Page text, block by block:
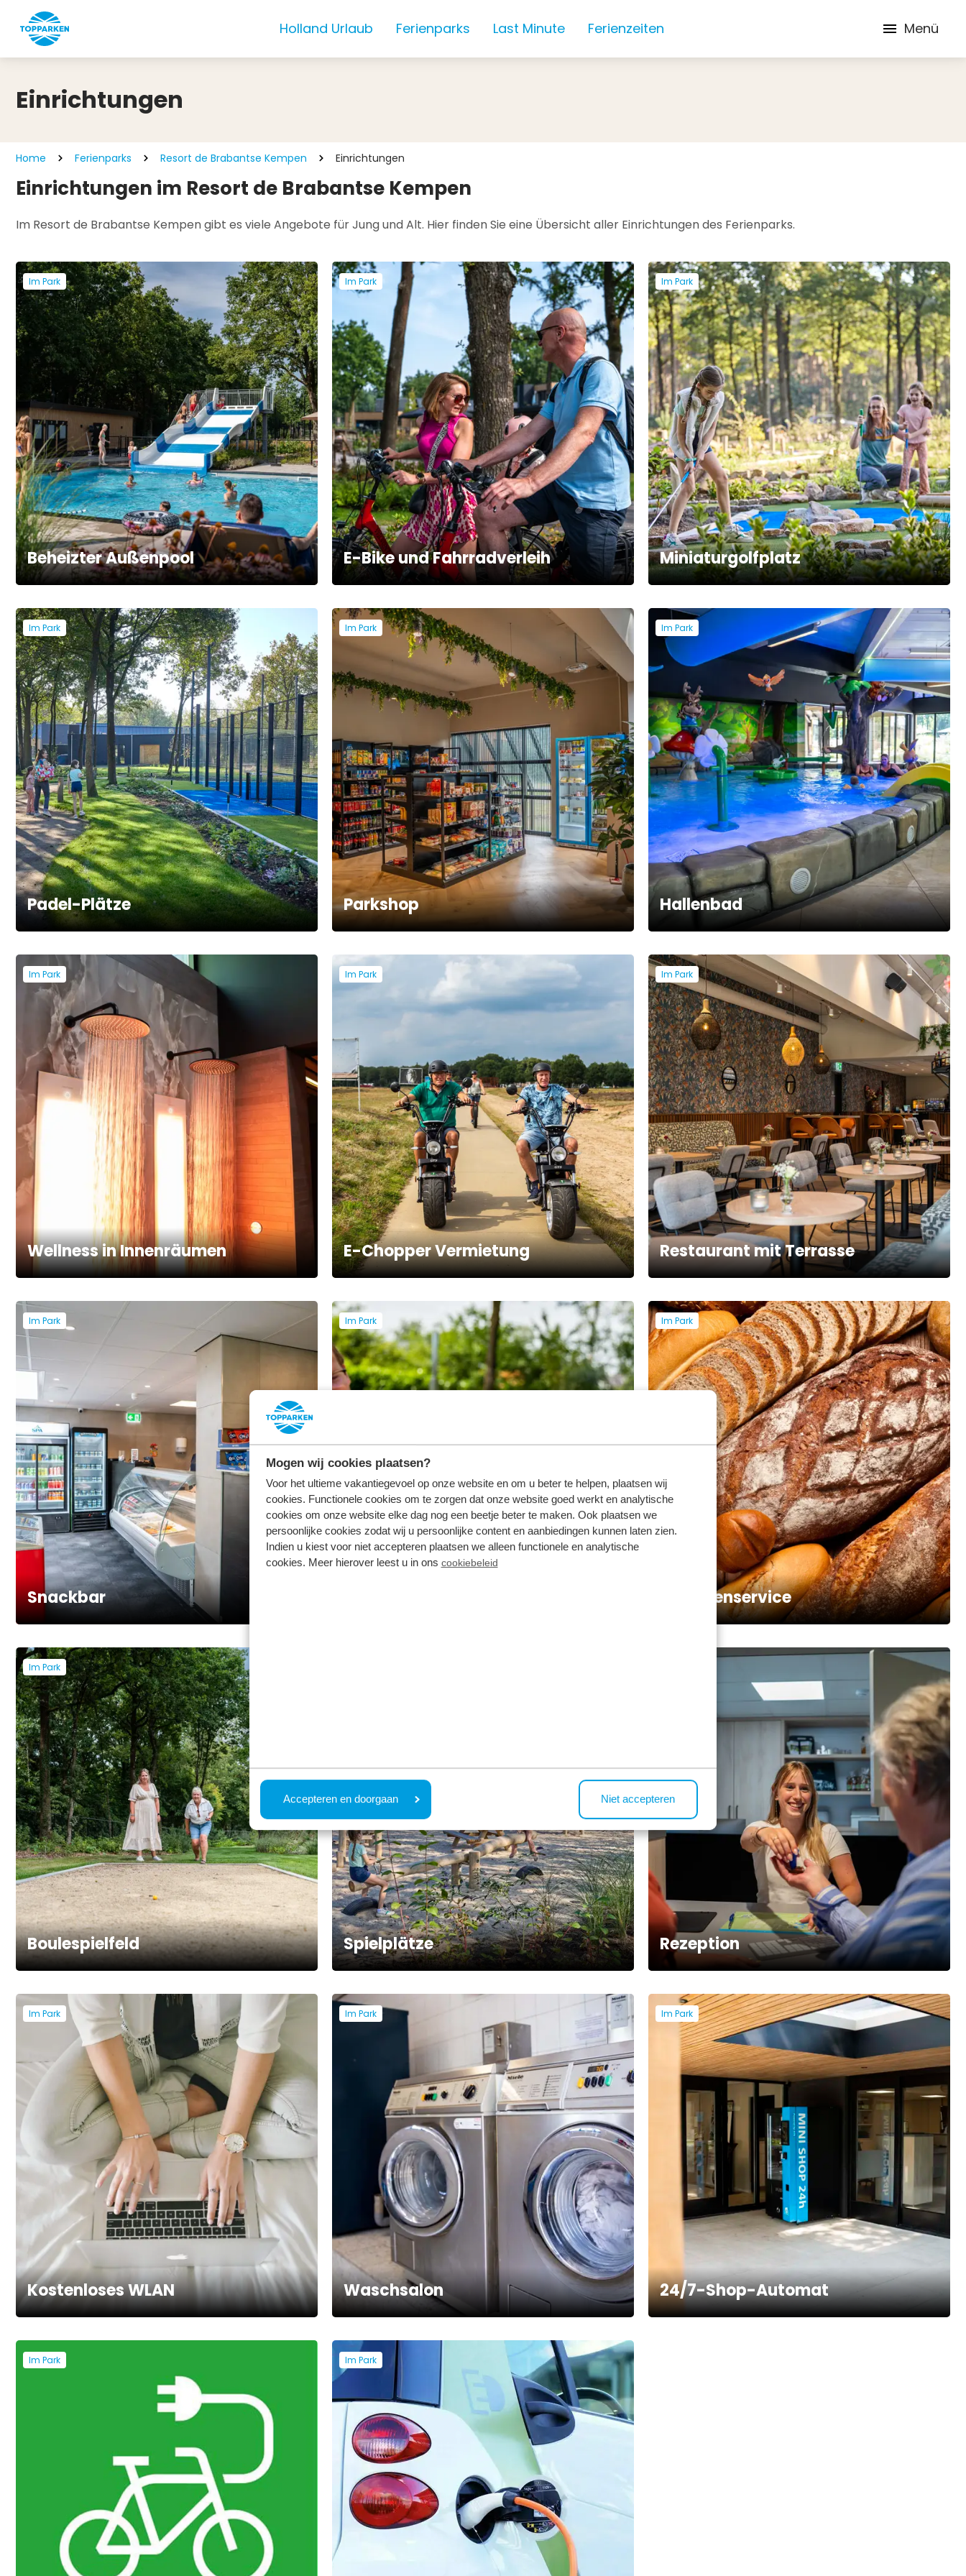
Mogen wij cookies plaatsen?
Voor het ultieme vakantiegevoel op onze website en om u beter te helpen, plaatsen wij
cookies. Functionele cookies om te zorgen dat onze website goed werkt en analytische
cookies om onze website elke dag nog een beetje beter te maken. Ook plaatsen we
persoonlijke cookies zodat wij u persoonlijke content en aanbiedingen kunnen laten zien.
Indien u kiest voor niet accepteren plaatsen we alleen functionele en analytische
cookies. Meer hierover leest u in ons cookiebeleid
Accepteren en doorgaan Niet accepteren
Holland Urlaub Ferienparks Last Minute Ferienzeiten Menü
Einrichtungen
Home Ferienparks Resort de Brabantse Kempen Einrichtungen
Einrichtungen im Resort de Brabantse Kempen
Im Resort de Brabantse Kempen gibt es viele Angebote für Jung und Alt. Hier finden Sie eine Übersicht aller Einrichtungen des Ferienparks.
Im Park
Beheizter Außenpool
Im Park
E-Bike und Fahrradverleih
Im Park
Miniaturgolfplatz
Im Park
Padel-Plätze
Im Park
Parkshop
Im Park
Hallenbad
Im Park
Wellness in Innenräumen
Im Park
E-Chopper Vermietung
Im Park
Restaurant mit Terrasse
Im Park
Snackbar
Im Park Im Park
Brötchenservice
Im Park
Boulespielfeld Spielplätze Rezeption
Im Park
Kostenloses WLAN
Im Park
Waschsalon
Im Park
24/7-Shop-Automat
Im Park Im Park